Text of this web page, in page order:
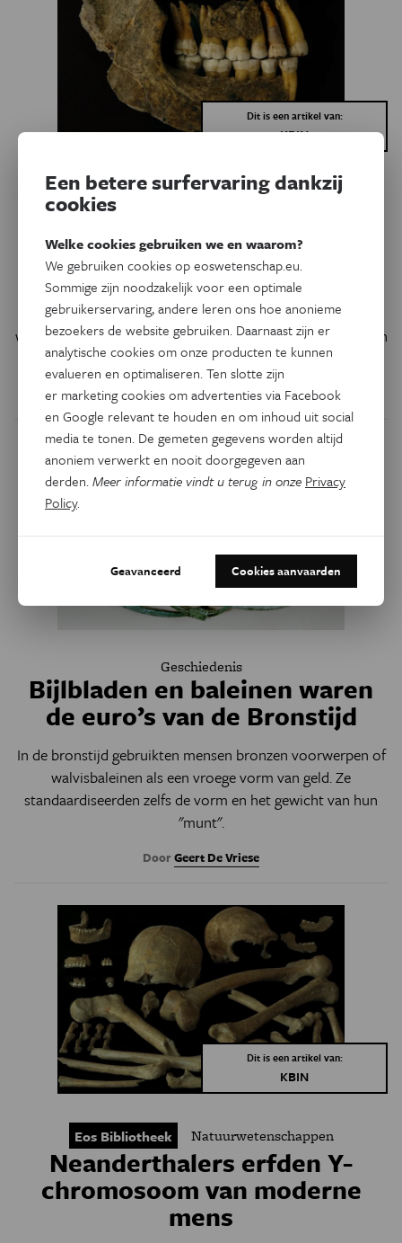
Dit is een artikel van:
KBIN
Eos Bibliotheek Natuurwetenschappen
Neanderthalers verdwenen
duizenden jaren eerder uit
België dan gedacht
De Belgische neanderthalerresten, waaronder de
wereldberoemde neanderthalers van Spy, blijken duizenden
jaren ouder dan tot nu toe werd aangenomen.
DoorInstituut voor Natuurwetenschappen, Siska Van Parys
Geschiedenis
Bijlbladen en baleinen waren
de euro’s van de Bronstijd
In de bronstijd gebruikten mensen bronzen voorwerpen of
walvisbaleinen als een vroege vorm van geld. Ze
standaardiseerden zelfs de vorm en het gewicht van hun
"munt".
DoorGeert De Vriese
Dit is een artikel van:
KBIN
Eos Bibliotheek Natuurwetenschappen
Neanderthalers erfden Y-
chromosoom van moderne
mens
Een betere surfervaring dankzij
cookies
Welke cookies gebruiken we en waarom?
We gebruiken cookies op eoswetenschap.eu.
Sommige zijn noodzakelijk voor een optimale
gebruikerservaring, andere leren ons hoe anonieme
bezoekers de website gebruiken. Daarnaast zijn er
analytische cookies om onze producten te kunnen
evalueren en optimaliseren. Ten slotte zijn
er marketing cookies om advertenties via Facebook
en Google relevant te houden en om inhoud uit social
media te tonen. De gemeten gegevens worden altijd
anoniem verwerkt en nooit doorgegeven aan
derden.Meer informatie vindt u terug in onze Privacy
Policy.
Geavanceerd Cookies aanvaarden